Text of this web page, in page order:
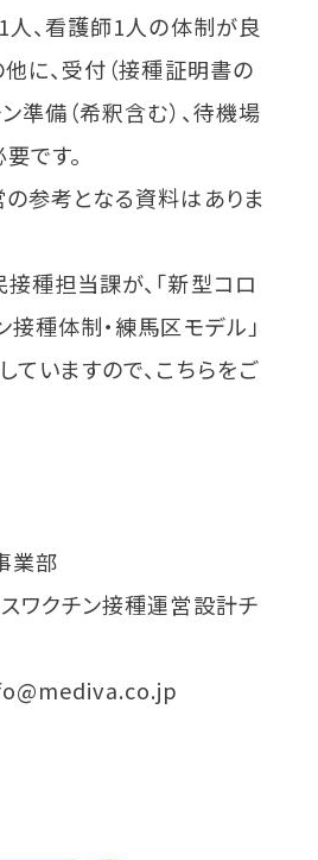
人、看護師1人の体制が良
他に、受付（接種証明書の
準備（希釈含む）、待機場
です。
参考となる資料はありま
種担当課が、「新型コロ
接種体制・練馬区モデル」
ていますので、こちらをご
業部
ワクチン接種運営設計チ